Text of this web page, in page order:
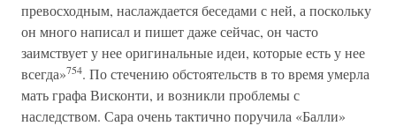
превосходным, наслаждается беседами с ней, а поскольку
он много написал и пишет даже сейчас, он часто
заимствует у нее оригинальные идеи, которые есть у нее
всегда»754. По стечению обстоятельств в то время умерла
мать графа Висконти, и возникли проблемы с
наследством. Сара очень тактично поручила «Балли»